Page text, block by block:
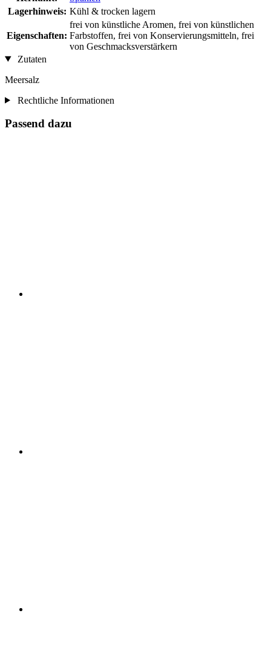
Lagerhinweis: Kühl & trocken lagern
Eigenschaften:
frei von künstliche Aromen, frei von künstlichen
Farbstoffen, frei von Konservierungsmitteln, frei
von Geschmacksverstärkern
Zutaten
Meersalz
Rechtliche Informationen
Passend dazu